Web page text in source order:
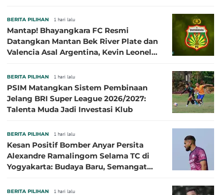
BERITA PILIHAN 1 hari lalu
Mantap! Bhayangkara FC Resmi
Datangkan Mantan Bek River Plate dan
Valencia Asal Argentina, Kevin Leonel
BERITA PILIHAN 1 hari lalu
PSIM Matangkan Sistem Pembinaan
Jelang BRI Super League 2026/2027:
Talenta Muda Jadi Investasi Klub
BERITA PILIHAN 1 hari lalu
Kesan Positif Bomber Anyar Persita
Alexandre Ramalingom Selama TC di
Yogyakarta: Budaya Baru, Semangat
BERITA PILIHAN 1 hari lalu